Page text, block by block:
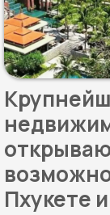
Пхукете